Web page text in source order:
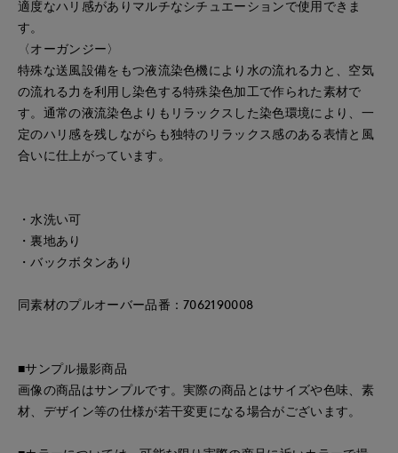
適度なハリ感がありマルチなシチュエーションで使用できま
す。
〈オーガンジー〉
特殊な送風設備をもつ液流染色機により水の流れる力と、空気
の流れる力を利用し染色する特殊染色加工で作られた素材で
す。通常の液流染色よりもリラックスした染色環境により、一
定のハリ感を残しながらも独特のリラックス感のある表情と風
合いに仕上がっています。
・水洗い可
・裏地あり
・バックボタンあり
同素材のプルオーバー品番：7062190008
■サンプル撮影商品
画像の商品はサンプルです。実際の商品とはサイズや色味、素
材、デザイン等の仕様が若干変更になる場合がございます。